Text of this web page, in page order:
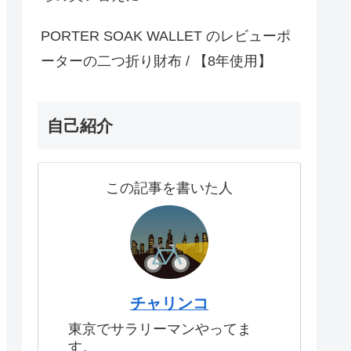
PORTER SOAK WALLET のレビューポ
ーターの二つ折り財布 / 【8年使用】
自己紹介
この記事を書いた人
チャリンコ
東京でサラリーマンやってま
す。